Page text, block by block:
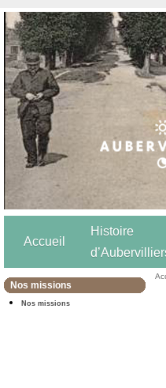
Accueil
Histoire
Nos missions
Nos missions